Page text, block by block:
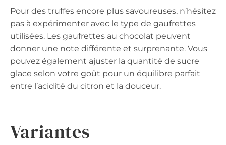
Pour des truffes encore plus savoureuses, n’hésitez
pas à expérimenter avec le type de gaufrettes
utilisées. Les gaufrettes au chocolat peuvent
donner une note différente et surprenante. Vous
pouvez également ajuster la quantité de sucre
glace selon votre goût pour un équilibre parfait
entre l’acidité du citron et la douceur.
Variantes